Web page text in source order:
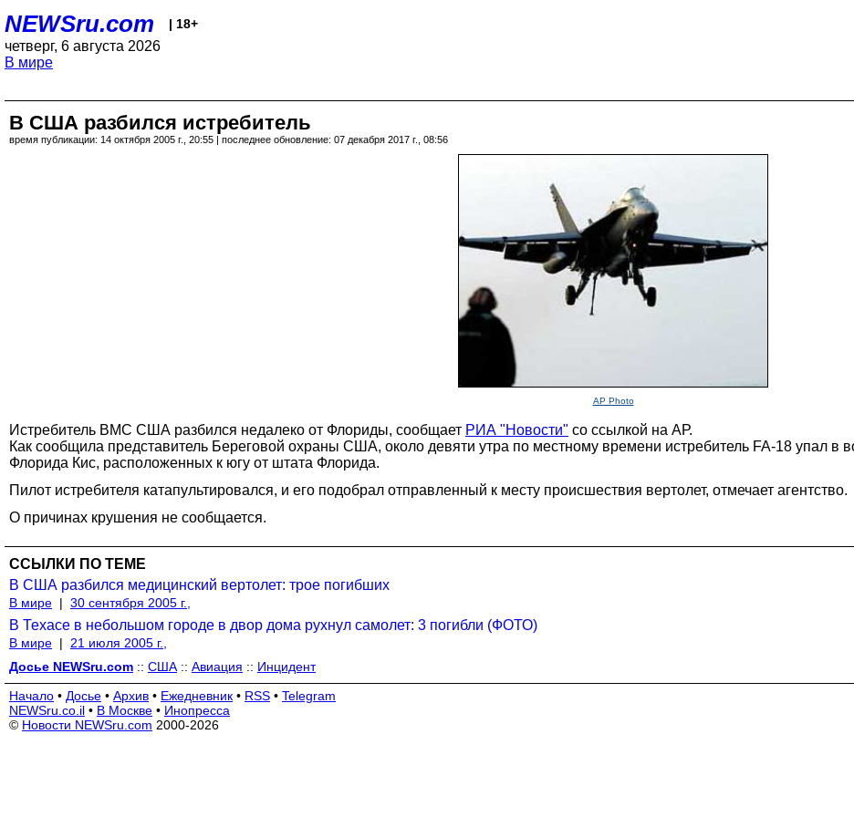
NEWSru.com | 18+
четверг, 6 августа 2026
В мире
В США разбился истребитель
время публикации: 14 октября 2005 г., 20:55 | последнее обновление: 07 декабря 2017 г., 08:56
AP Photo
Истребитель ВМС США разбился недалеко от Флориды, сообщает РИА "Новости" со ссылкой на АР.
Как сообщила представитель Береговой охраны США, около девяти утра по местному времени истребитель FA-18 упал в
Флорида Кис, расположенных к югу от штата Флорида.
Пилот истребителя катапультировался, и его подобрал отправленный к месту происшествия вертолет, отмечает агентство.
О причинах крушения не сообщается.
ССЫЛКИ ПО ТЕМЕ
В США разбился медицинский вертолет: трое погибших
В мире | 30 сентября 2005 г.,
В Техасе в небольшом городе в двор дома рухнул самолет: 3 погибли (ФОТО)
В мире |
21 июля 2005 г.,
Досье NEWSru.com :: США :: Авиация :: Инцидент
Начало • Досье • Архив • Ежедневник • RSS • Telegram
NEWSru.co.il • В Москве • Инопресса
© Новости NEWSru.com 2000-2026